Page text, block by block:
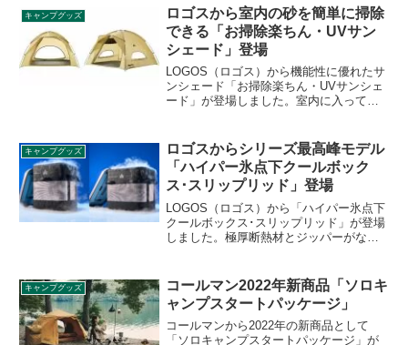
ンプ用テーブルなど魅力的な製品が多数
登場します。詳細をレビューします。
キャンプグッズ
ロゴスから室内の砂を簡単に掃除
できる「お掃除楽ちん・UVサン
シェード」登場
LOGOS（ロゴス）から機能性に優れたサ
ンシェード「お掃除楽ちん・UVサンシェ
ード」が登場しました。室内に入ってし
をレビューします。
キャンプグッズ
ロゴスからシリーズ最高峰モデル
「ハイパー氷点下クールボック
ス･スリップリッド」登場
LOGOS（ロゴス）から「ハイパー氷点下
クールボックス･スリップリッド」が登場
しました。極厚断熱材とジッパーがなく
点下クーラーシリーズ」の最高峰モデル
で、6日以上氷が残る圧倒的な保冷力を実
現しています。詳細をレビューします。
キャンプグッズ
コールマン2022年新商品「ソロキ
ャンプスタートパッケージ」
コールマンから2022年の新商品として
「ソロキャンプスタートパッケージ」が